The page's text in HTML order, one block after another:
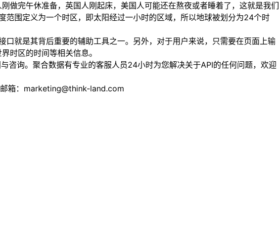
完午休准备，英国人刚起床，美国人可能还在熬夜或者睡着了，这就是我们
范围定义为一个时区，即太阳经过一小时的区域，所以地球被划分为24个时
就是其背后重要的辅助工具之一。另外，对于用户来说，只需要在页面上输
时区的时间等相关信息。
询。聚合数据有专业的客服人员24小时为您解决关于API的任何问题，欢迎
箱：marketing@think-land.com